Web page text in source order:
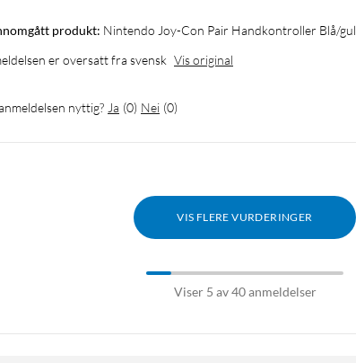
produkt: Nintendo Joy-Con Pair Handkontroller Blå/gul
er oversatt fra svensk Vis original
nyttig? Ja (0) Nei (0)
VIS FLERE VURDERINGER
Viser 5 av 40 anmeldelser